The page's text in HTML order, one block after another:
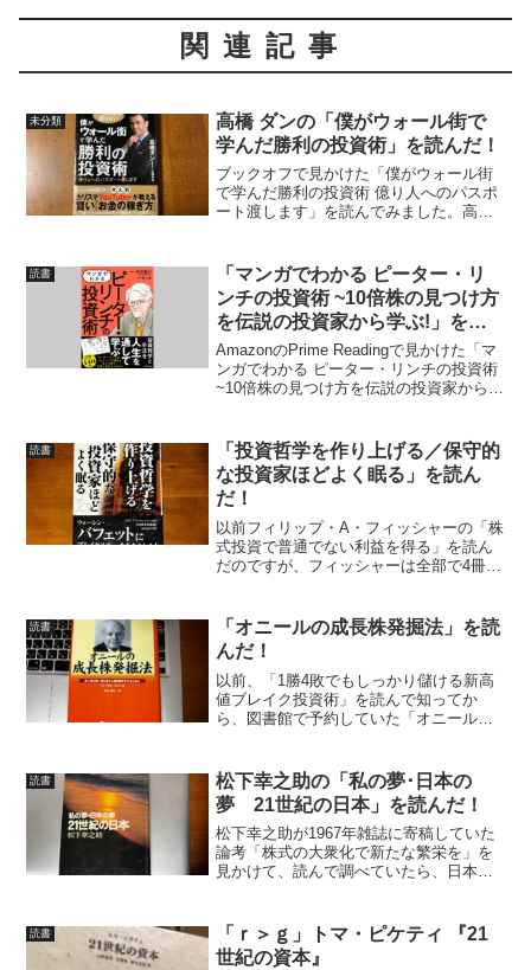
関連記事
未分類
高橋 ダンの「僕がウォール街で
学んだ勝利の投資術」を読んだ！
ブックオフで見かけた「僕がウォール街
で学んだ勝利の投資術 億り人へのパスポ
ート渡します」を読んでみました。高橋
に見かけていたので興味を持ちました。
「僕がウォール街...
読書
「マンガでわかる ピーター・リ
ンチの投資術 ~10倍株の見つけ方
を伝説の投資家から学ぶ!」を読
んだ！
AmazonのPrime Readingで見かけた「マ
ンガでわかる ピーター・リンチの投資術
~10倍株の見つけ方を伝説の投資家から学
な本か？すでに、ピーター・リン...
読書
「投資哲学を作り上げる／保守的
な投資家ほどよく眠る」を読ん
だ！
以前フィリップ・A・フィッシャーの「株
式投資で普通でない利益を得る」を読ん
だのですが、フィッシャーは全部で4冊本
目と4冊目の著書になります。息子のケネ
ス・フィッシャー...
読書
「オニールの成長株発掘法」を読
んだ！
以前、「1勝4敗でもしっかり儲ける新高
値ブレイク投資術」を読んで知ってか
ら、図書館で予約していた「オニールの
とで借りれそうなときにブックオフで売
っているのを見つけた...
読書
松下幸之助の「私の夢･日本の
夢 21世紀の日本」を読んだ！
松下幸之助が1967年雑誌に寄稿していた
論考「株式の大衆化で新たな繁栄を」を
見かけて、読んで調べていたら、日本証
けた「私の夢･日本の夢 21世紀の日本」
を読んでみまし...
読書
「ｒ＞ｇ」トマ・ピケティ 『21
世紀の資本』